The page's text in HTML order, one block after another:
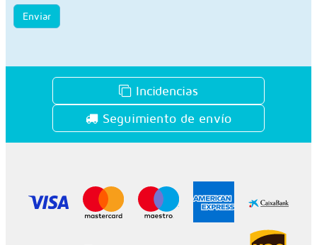
Enviar
Incidencias
Seguimiento de envío